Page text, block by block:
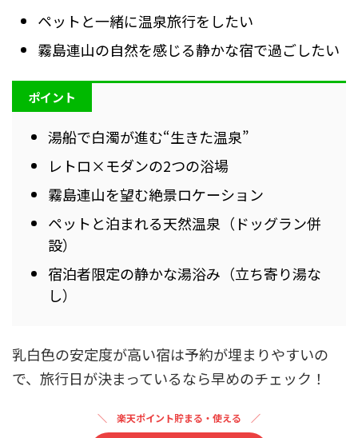
ペットと一緒に温泉旅行をしたい
霧島連山の自然を感じる静かな宿で過ごしたい
ポイント
湯船で白濁が進む“生きた温泉”
レトロ×モダンの2つの浴場
霧島連山を望む絶景ロケーション
ペットと泊まれる天然温泉（ドッグラン併
設）
宿泊者限定の静かな湯浴み（立ち寄り湯な
し）
乳白色の安定度が高い宿は予約が埋まりやすいの
で、旅行日が決まっているなら早めのチェック！
楽天ポイント貯まる・使える